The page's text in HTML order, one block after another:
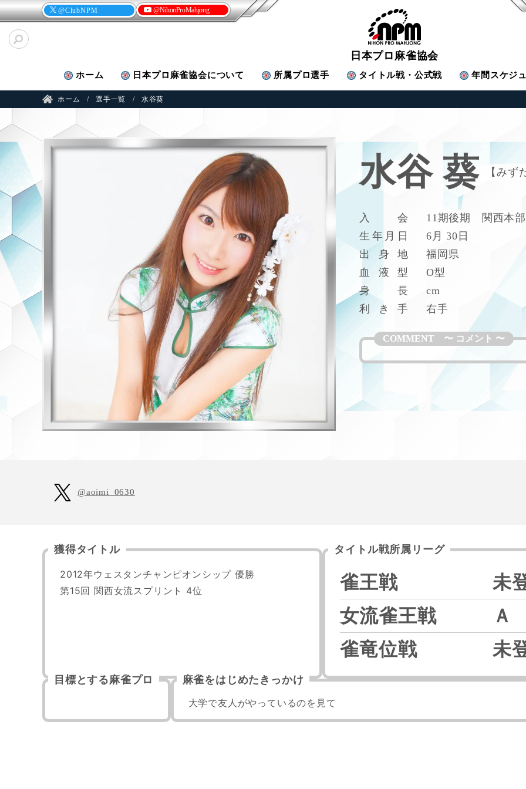
@ClubNPM @NihonProMahjong
日本プロ麻雀協会
ホーム 日本プロ麻雀協会について 所属プロ選手 タイトル戦・公式戦 年間スケジ
ホーム 選手一覧 水谷葵
水谷 葵 みず
入 会
11期後期 関西本
生 年 月 日
6月 30日
出
身 地
福岡県
血
液 型
O型
身
長
cm
利
き 手 右手
@aoimi_0630
獲得タイトル
2012年ウェスタンチャンピオンシップ 優勝
第15回 関西女流スプリント 4位
タイトル戦所属リーグ
雀王戦
未
女流雀王戦
Ａ
雀竜位戦
未
目標とする麻雀プロ 麻雀をはじめたきっかけ
大学で友人がやっているのを見て